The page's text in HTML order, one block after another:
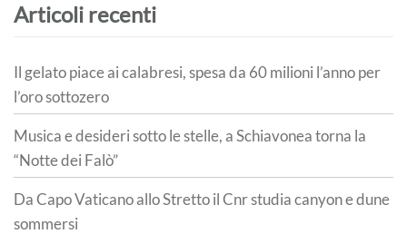
Articoli recenti
Il gelato piace ai calabresi, spesa da 60 milioni l’anno per
l’oro sottozero
Musica e desideri sotto le stelle, a Schiavonea torna la
“Notte dei Falò”
Da Capo Vaticano allo Stretto il Cnr studia canyon e dune
sommersi